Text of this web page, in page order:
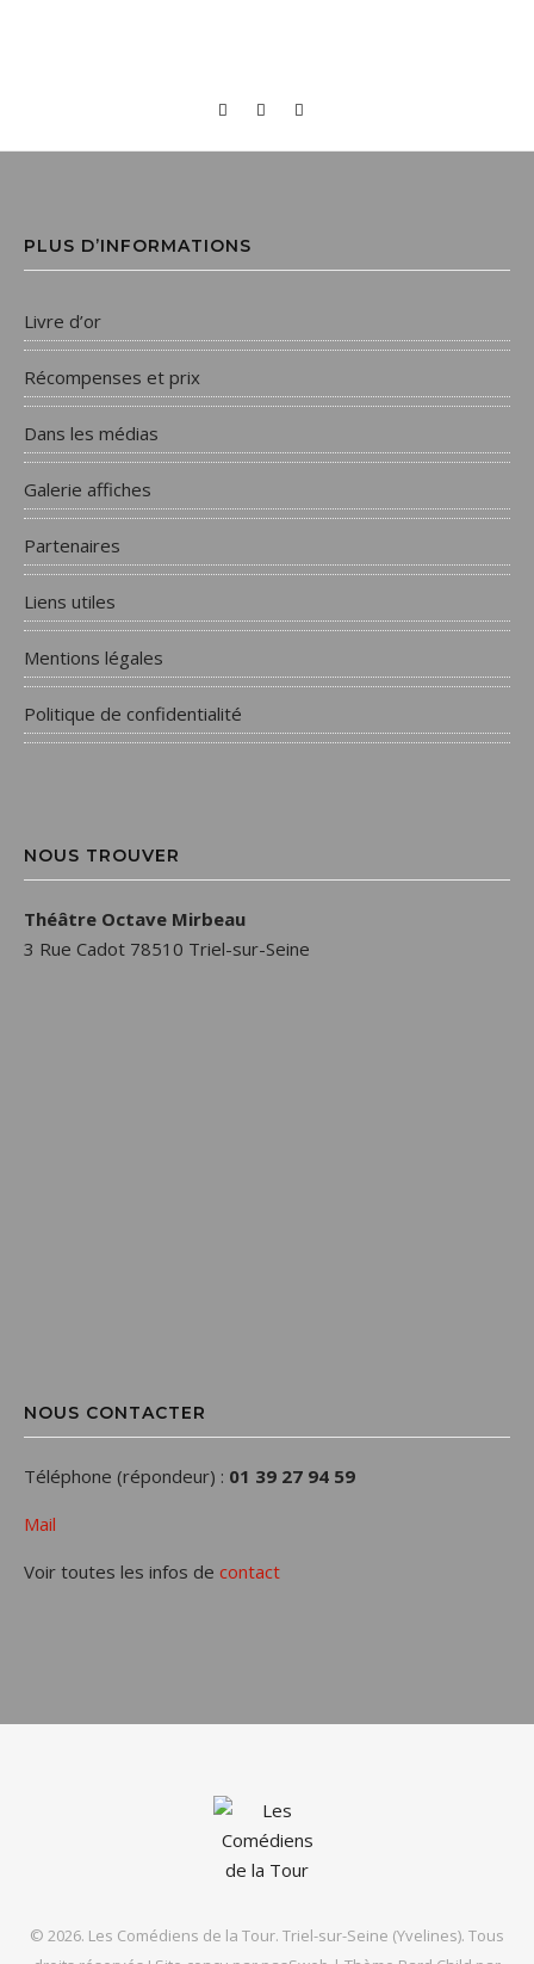
PLUS D’INFORMATIONS
Livre d’or
Récompenses et prix
Dans les médias
Galerie affiches
Partenaires
Liens utiles
Mentions légales
Politique de confidentialité
NOUS TROUVER
Théâtre Octave Mirbeau
3 Rue Cadot 78510 Triel-sur-Seine
NOUS CONTACTER
Téléphone (répondeur) : 01 39 27 94 59
Mail
Voir toutes les infos de contact
© 2026. Les Comédiens de la Tour. Triel-sur-Seine (Yvelines). Tous